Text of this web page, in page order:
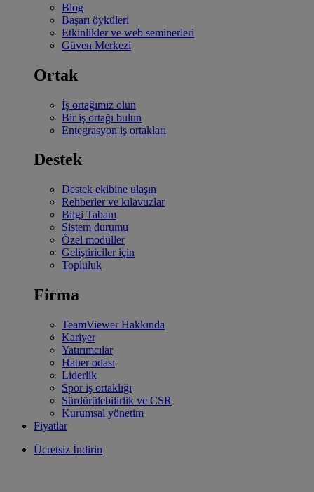
Blog
Başarı öyküleri
Etkinlikler ve web seminerleri
Güven Merkezi
Ortak
İş ortağımız olun
Bir iş ortağı bulun
Entegrasyon iş ortakları
Destek
Destek ekibine ulaşın
Rehberler ve kılavuzlar
Bilgi Tabanı
Sistem durumu
Özel modüller
Geliştiriciler için
Topluluk
Firma
TeamViewer Hakkında
Kariyer
Yatırımcılar
Haber odası
Liderlik
Spor iş ortaklığı
Sürdürülebilirlik ve CSR
Kurumsal yönetim
Fiyatlar
Ücretsiz İndirin